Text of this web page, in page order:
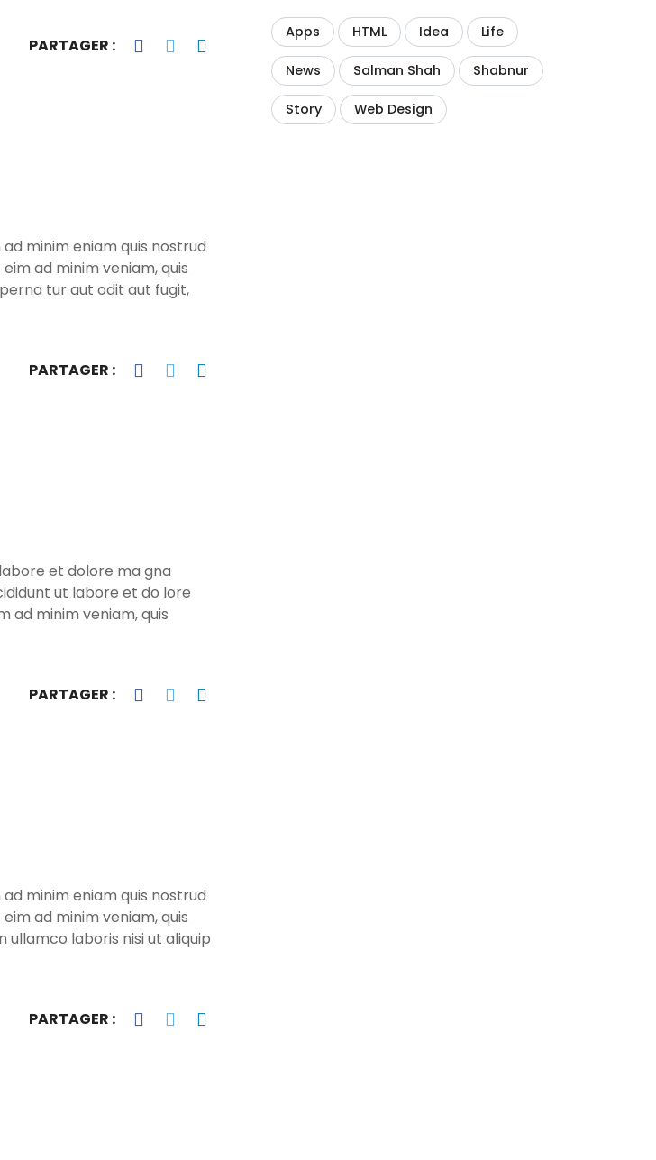
PARTAGER :
minim eniam quis nostrud
ad minim veniam, quis
tur aut odit aut fugit,
PARTAGER :
et dolore ma gna
ut labore et do lore
ad minim veniam, quis
PARTAGER :
minim eniam quis nostrud
ad minim veniam, quis
ullamco laboris nisi ut aliquip
PARTAGER :
Apps HTML Idea Life
News Salman Shah Shabnur
Story Web Design